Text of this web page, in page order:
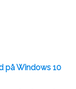
på Windows 10